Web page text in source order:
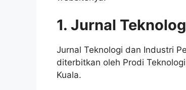
1. Jurnal
Jurnal Teknologi dan Industri
diterbitkan oleh Prodi
Kuala.